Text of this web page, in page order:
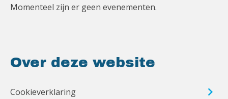
Momenteel zijn er geen evenementen.
Over deze website
Cookieverklaring